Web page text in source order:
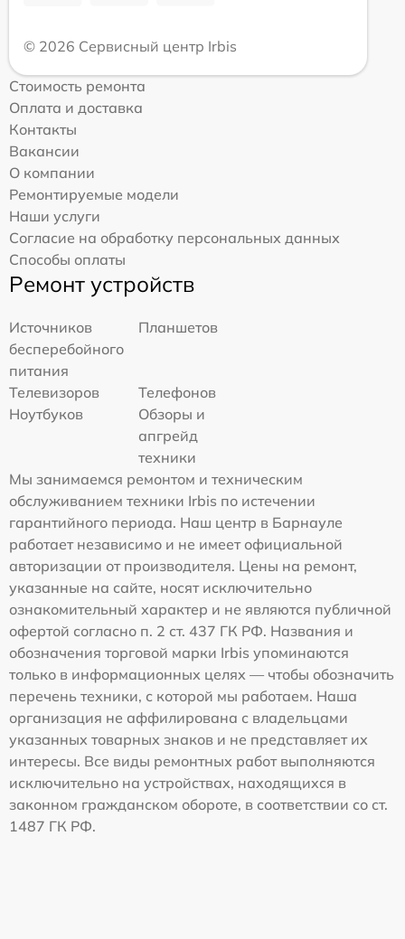
© 2026 Сервисный центр Irbis
Стоимость ремонта
Оплата и доставка
Контакты
Вакансии
О компании
Ремонтируемые модели
Наши услуги
Согласие на обработку персональных данных
Способы оплаты
Ремонт устройств
Источников
бесперебойного
питания
Планшетов
Телевизоров
Телефонов
Ноутбуков
Обзоры и
апгрейд
техники
Мы занимаемся ремонтом и техническим
обслуживанием техники Irbis по истечении
гарантийного периода. Наш центр в Барнауле
работает независимо и не имеет официальной
авторизации от производителя. Цены на ремонт,
указанные на сайте, носят исключительно
ознакомительный характер и не являются публичной
офертой согласно п. 2 ст. 437 ГК РФ. Названия и
обозначения торговой марки Irbis упоминаются
только в информационных целях — чтобы обозначить
перечень техники, с которой мы работаем. Наша
организация не аффилирована с владельцами
указанных товарных знаков и не представляет их
интересы. Все виды ремонтных работ выполняются
исключительно на устройствах, находящихся в
законном гражданском обороте, в соответствии со ст.
1487 ГК РФ.